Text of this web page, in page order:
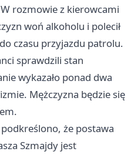
rozmowie z kierowcami
woń alkoholu i polecił
czasu przyjazdu patrolu.
sprawdzili stan
wykazało ponad dwa
Mężczyzna będzie się
że postawa
Szmajdy jest